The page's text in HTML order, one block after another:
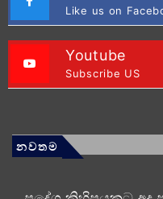
Like us on
Youtube
Subscribe US
නවතම